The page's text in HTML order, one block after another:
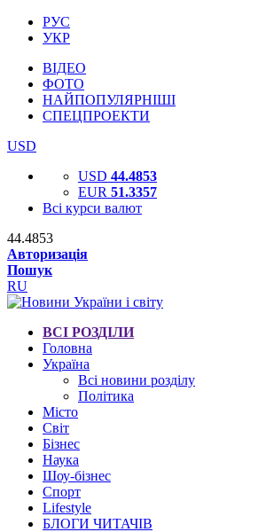
РУС
УКР
ВІДЕО
ФОТО
НАЙПОПУЛЯРНІШІ
СПЕЦПРОЕКТИ
USD
USD 44.4853
EUR 51.3357
Всі курси валют
44.4853
Авторизація
Пошук
RU
ВСІ РОЗДІЛИ
Головна
Україна
Всі новини розділу
Політика
Місто
Світ
Бізнес
Наука
Шоу-бізнес
Спорт
Lifestyle
БЛОГИ ЧИТАЧІВ